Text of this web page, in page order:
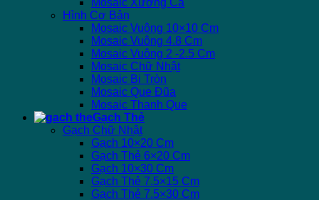
Hình Cơ Bản
Mosaic Vuông 10×10 Cm
Mosaic Vuông 4.8 Cm
Mosaic Vuông 2 -2.5 Cm
Mosaic Chữ Nhật
Mosaic Bi Tròn
Mosaic Que Đũa
Mosaic Thanh Que
Gạch Thẻ
Gạch Chữ Nhật
Gạch 10×20 Cm
Gạch Thẻ 6×20 Cm
Gạch 10×30 Cm
Gạch Thẻ 7.5×15 Cm
Gạch Thẻ 7.5×30 Cm